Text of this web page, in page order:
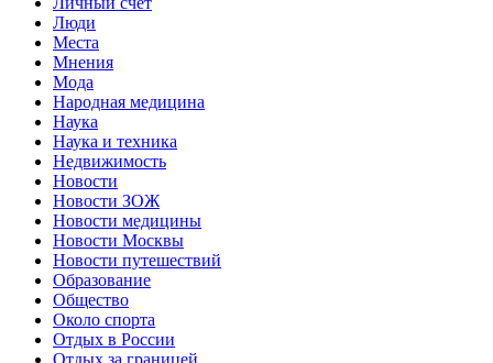
Люди
Места
Мнения
Мода
Народная медицина
Наука
Наука и техника
Недвижимость
Новости
Новости ЗОЖ
Новости медицины
Новости Москвы
Новости путешествий
Образование
Общество
Около спорта
Отдых в России
Отдых за границей